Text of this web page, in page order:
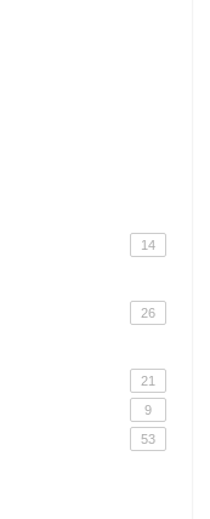
14
26
21
9
53